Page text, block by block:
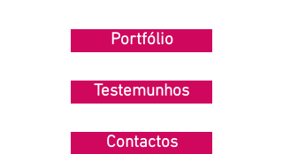
Portfólio
Testemunhos
Contactos